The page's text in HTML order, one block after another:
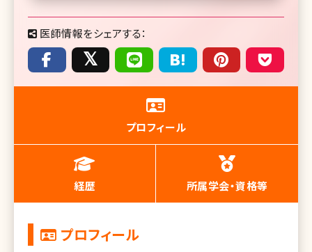
医師情報をシェアする：
プロフィール
経歴 所属学会・資格等
プロフィール